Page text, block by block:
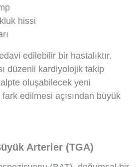
hissi
edilebilir bir hastalıktır.
düzenli kardiyolojik takip
oluşabilecek yeni
edilmesi açısından büyük
Arterler (TGA)